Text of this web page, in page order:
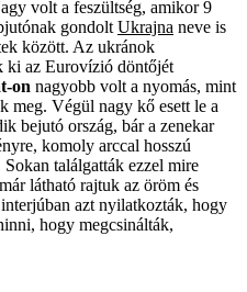
volt a feszültség, amikor 9
gondolt Ukrajna neve is
között. Az ukránok
ki az Eurovízió döntőjét
on nagyobb volt a nyomás, mint
meg. Végül nagy kő esett le a
bejutó ország, bár a zenekar
komoly arccal hosszú
találgatták ezzel mire
már látható rajtuk az öröm és
azt nyilatkozták, hogy
hogy megcsinálták,